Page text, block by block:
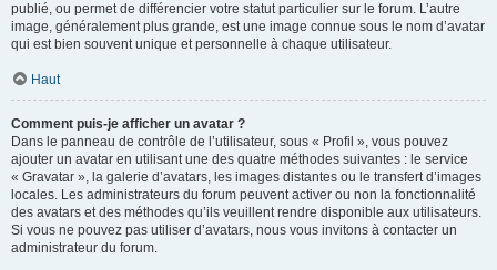
publié, ou permet de différencier votre statut particulier sur le forum. L’autre
image, généralement plus grande, est une image connue sous le nom d’avatar
qui est bien souvent unique et personnelle à chaque utilisateur.
Haut
Comment puis-je afficher un avatar ?
Dans le panneau de contrôle de l’utilisateur, sous « Profil », vous pouvez
ajouter un avatar en utilisant une des quatre méthodes suivantes : le service
« Gravatar », la galerie d’avatars, les images distantes ou le transfert d’images
locales. Les administrateurs du forum peuvent activer ou non la fonctionnalité
des avatars et des méthodes qu’ils veuillent rendre disponible aux utilisateurs.
Si vous ne pouvez pas utiliser d’avatars, nous vous invitons à contacter un
administrateur du forum.